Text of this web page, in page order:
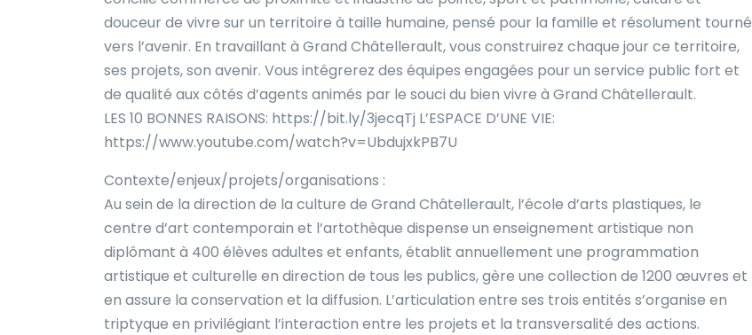
douceur de vivre sur un territoire à taille humaine, pensé pour la famille et résolument tourné
vers l’avenir. En travaillant à Grand Châtellerault, vous construirez chaque jour ce territoire,
ses projets, son avenir. Vous intégrerez des équipes engagées pour un service public fort et
de qualité aux côtés d’agents animés par le souci du bien vivre à Grand Châtellerault.
LES 10 BONNES RAISONS: https://bit.ly/3jecqTj L’ESPACE D’UNE VIE:
https://www.youtube.com/watch?v=UbdujxkPB7U
Contexte/enjeux/projets/organisations :
Au sein de la direction de la culture de Grand Châtellerault, l’école d’arts plastiques, le
centre d’art contemporain et l’artothèque dispense un enseignement artistique non
diplômant à 400 élèves adultes et enfants, établit annuellement une programmation
artistique et culturelle en direction de tous les publics, gère une collection de 1200 œuvres et
en assure la conservation et la diffusion. L’articulation entre ses trois entités s’organise en
triptyque en privilégiant l’interaction entre les projets et la transversalité des actions.